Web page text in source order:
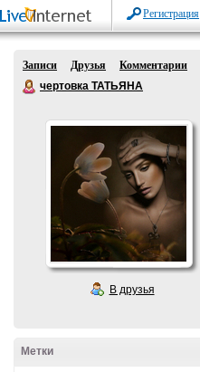
Регистрация
Записи Друзья
Комментарии
чертовка ТАТЬЯНА
В друзья
Метки